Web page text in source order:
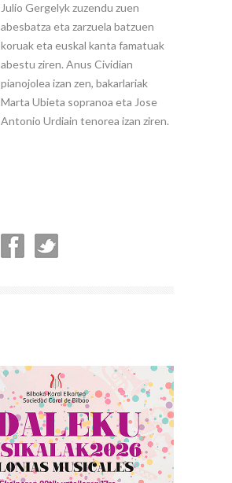
Julio Gergelyk zuzendu zuen
abesbatza eta zarzuela batzuen
koruak eta euskal kanta famatuak
abestu ziren. Anus Cividian
pianojolea izan zen, bakarlariak
Marta Ubieta sopranoa eta Jose
Antonio Urdiain tenorea izan ziren.